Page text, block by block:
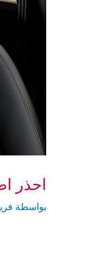
احذر
بواسطة